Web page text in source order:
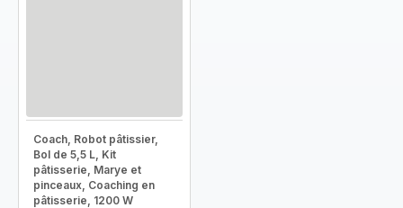
Coach, Robot pâtissier,
Bol de 5,5 L, Kit
pâtisserie, Marye et
pinceaux, Coaching en
pâtisserie, 1200 W